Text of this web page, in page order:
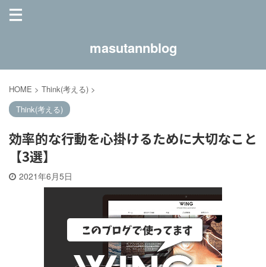
masutannblog
HOME > Think(考える) >
Think(考える)
効率的な行動を心掛けるために大切なこと
【3選】
2021年6月5日